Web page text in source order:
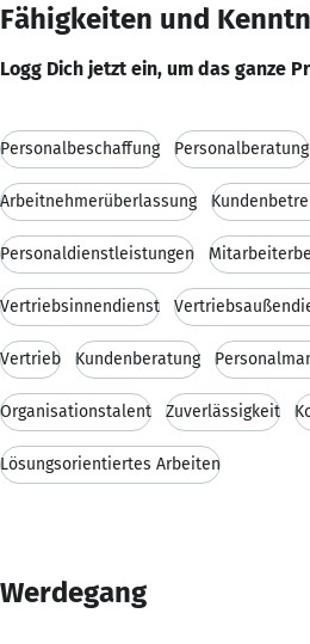
Fähigkeiten und
Logg Dich jetzt ein, um das ganze
Personalbeschaffung Personalberatung
Arbeitnehmerüberlassung
Personaldienstleistungen
Vertriebsinnendienst
Vertrieb Kundenberatung
Organisationstalent Zuverlässigkeit
Lösungsorientiertes Arbeiten
Werdegang